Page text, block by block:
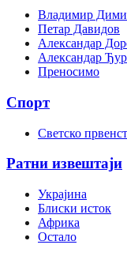
Владимир
Петар Давидов
Александар
Александар
Преносимо
Спорт
Светско
Ратни извештаји
Украјина
Блиски исток
Африка
Остало